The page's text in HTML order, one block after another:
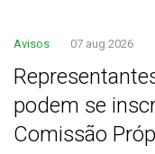
Avisos 07 aug 2026
podem se
Comissão